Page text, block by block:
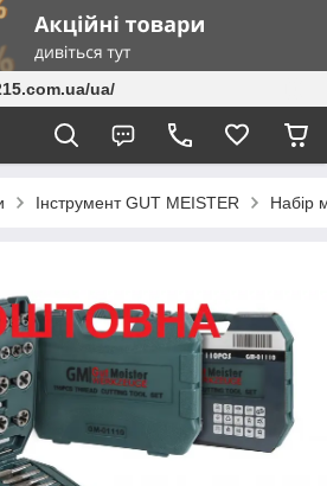
ua/
Інструмент GUT MEISTER Набір